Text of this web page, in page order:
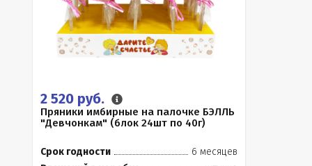
2 520 руб.
Пряники имбирные на палочке БЭЛЛЬ
"Девчонкам" (блок 24шт по 40г)
Срок годности
6 месяцев